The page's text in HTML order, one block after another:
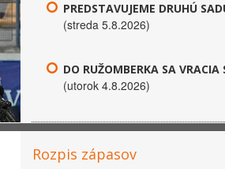
PREDSTAVUJEME DRUHÚ
(streda 5.8.2026)
DO RUŽOMBERKA SA
(utorok 4.8.2026)
Rozpis zápasov